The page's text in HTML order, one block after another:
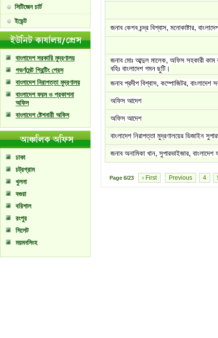
সিটিজেন চার্ট
ইভেন্ট
বাংলাদেশ সরকারি মুদ্রণালয়
গভর্ণমেন্ট প্রিন্টিং প্রেস
বাংলাদেশ নিরাপত্তা মুদ্রণালয়
বাংলাদেশ ফরম ও প্রকাশনা
অফিস
বাংলাদেশ ষ্টেশনারী অফিস
ঢাকা
চট্রগ্রাম
খুলনা
বগুরা
বরিশাল
রংপুর
সিলেট
ময়মনসিংহ
জনাব কেশব চন্দ্র বিশ্বাস, মনোকাষ্টার,
জনাব মোঃ আব্দুল মালেক, অফিস সহকারী কাম
বহিঃ বাংলাদেশ গমন ছুটি।
জনাব প্রদীপ বিশ্বাস, কম্পোজিটর, বাংলাদেশ
অফিস আদেশ
অফিস আদেশ
বাংলাদেশ নিরাপত্তা মুদ্রণালয়ের ডিজাইন
জনাব অনামিকা খান, সুপারভাইজার,
Page 6/23 ‹ First Previous 4